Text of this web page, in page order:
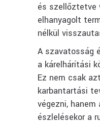
és szellőztetve
elhanyagolt
nélkül
A szavatosság
a kárelhárítási
Ez nem csak
karbantartási
végezni,
észlelésekor a